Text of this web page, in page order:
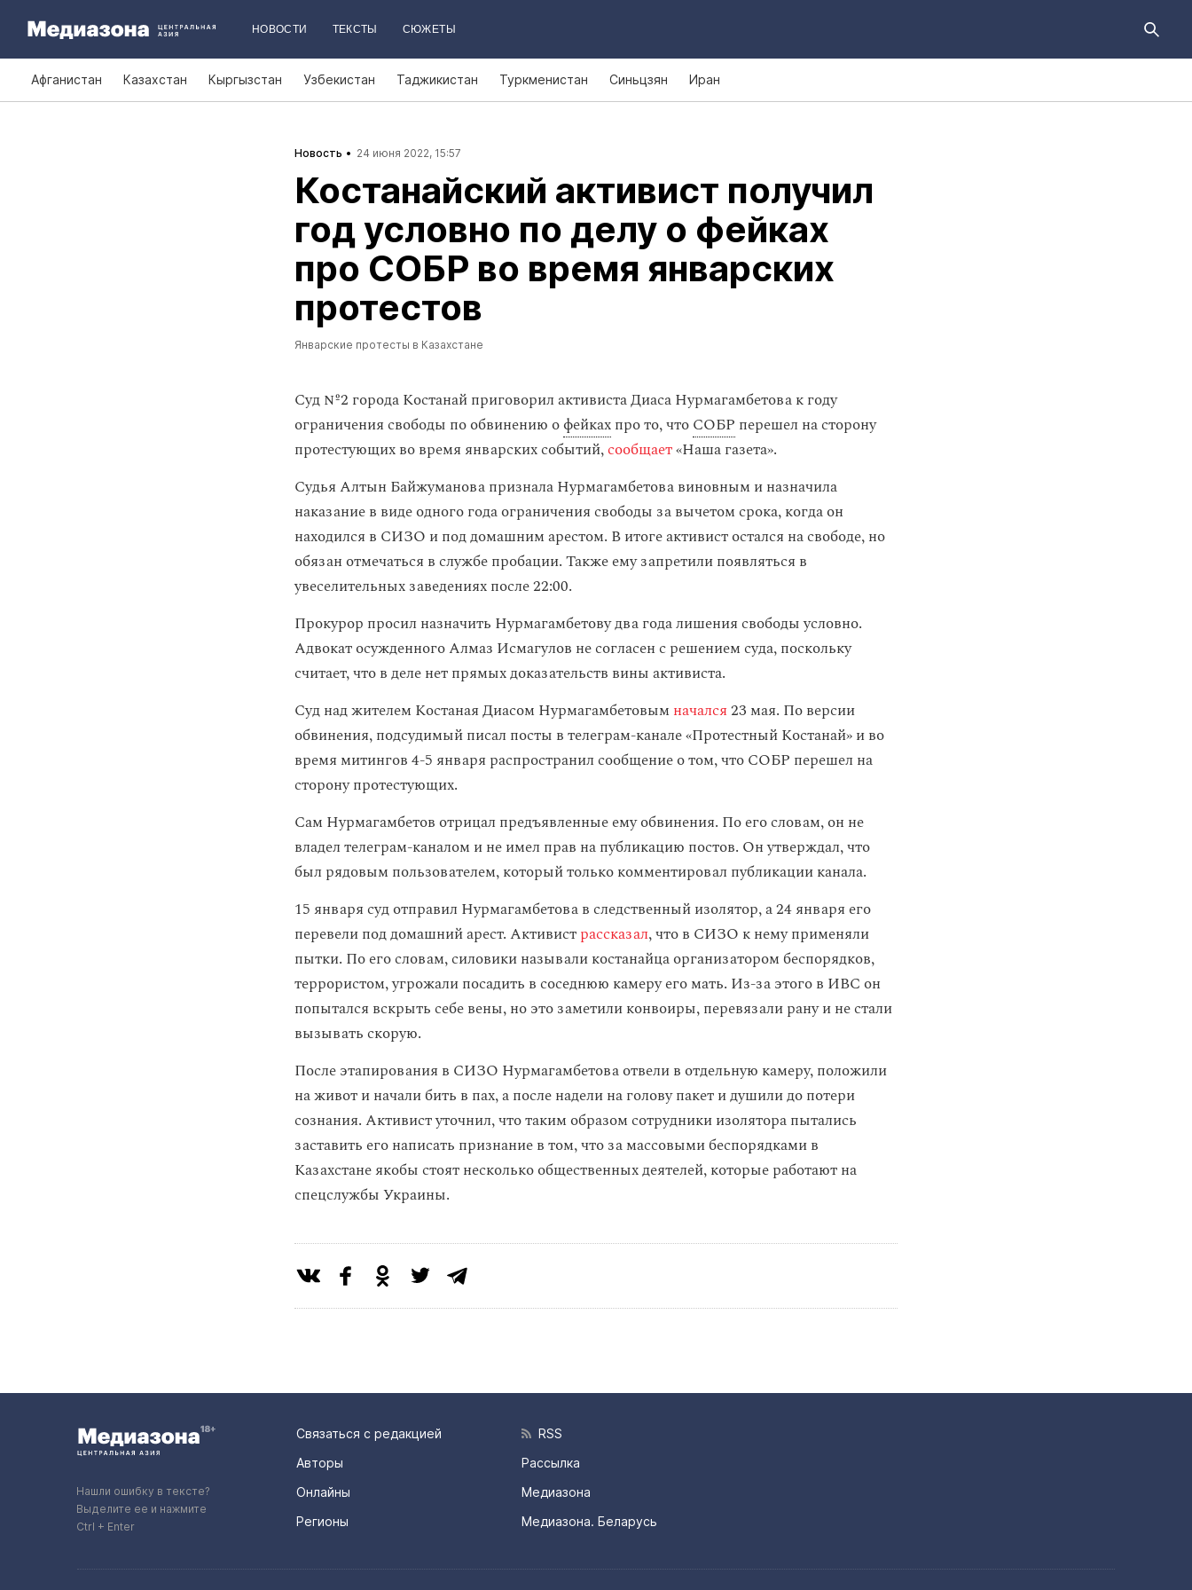
НОВОСТИ ТЕКСТЫ СЮЖЕТЫ
Афганистан Казахстан Кыргызстан Узбекистан Таджикистан Туркменистан Синьцзян Иран
Новость 24 июня 2022, 15:57
Костанайский активист получил
год условно по делу о фейках
про СОБР во время январских
протестов
Январские протесты в Казахстане
Суд №2 города Костанай приговорил активиста Диаса Нурмагамбетова к году
ограничения свободы по обвинению офейкахпро то, чтоСОБР перешел на сторону
протестующих во время январских событий,сообщает«Наша газета».
Судья Алтын Байжуманова признала Нурмагамбетова виновным и назначила
наказание в виде одного года ограничения свободы за вычетом срока, когда он
находился в СИЗО и под домашним арестом. В итоге активист остался на свободе, но
обязан отмечаться в службе пробации. Также ему запретили появляться в
увеселительных заведениях после 22:00.
Прокурор просил назначить Нурмагамбетову два года лишения свободы условно.
Адвокат осужденного Алмаз Исмагулов не согласен с решением суда, поскольку
считает, что в деле нет прямых доказательств вины активиста.
Суд над жителем Костаная Диасом Нурмагамбетовым начался23 мая. По версии
обвинения, подсудимый писал посты в телеграм-канале «Протестный Костанай» и во
время митингов 4-5 января распространил сообщение о том, что СОБР перешел на
сторону протестующих.
Сам Нурмагамбетов отрицал предъявленные ему обвинения. По его словам, он не
владел телеграм-каналом и не имел прав на публикацию постов. Он утверждал, что
был рядовым пользователем, который только комментировал публикации канала.
15 января суд отправил Нурмагамбетова в следственный изолятор, а 24 января его
перевели под домашний арест. Активистрассказал, что в СИЗО к нему применяли
пытки. По его словам, силовики называли костанайца организатором беспорядков,
террористом, угрожали посадить в соседнюю камеру его мать. Из-за этого в ИВС он
попытался вскрыть себе вены, но это заметили конвоиры, перевязали рану и не стали
вызывать скорую.
После этапирования в СИЗО Нурмагамбетова отвели в отдельную камеру, положили
на живот и начали бить в пах, а после надели на голову пакет и душили до потери
сознания. Активист уточнил, что таким образом сотрудники изолятора пытались
заставить его написать признание в том, что за массовыми беспорядками в
Казахстане якобы стоят несколько общественных деятелей, которые работают на
спецслужбы Украины.
Нашли ошибку в тексте?
Выделите ее и нажмите
Ctrl + Enter
Связаться с редакцией
Авторы
Онлайны
Регионы
RSS
Рассылка
Медиазона
Медиазона. Беларусь